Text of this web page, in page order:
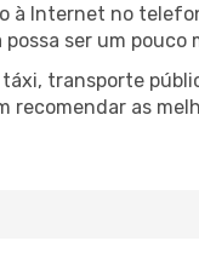
à Internet no
ser um pouco
transporte
recomendar as